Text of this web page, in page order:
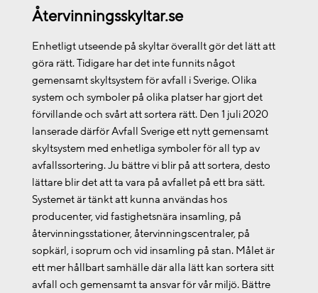
Återvinningsskyltar.se
Enhetligt utseende på skyltar överallt gör det lätt att
göra rätt. Tidigare har det inte funnits något
gemensamt skyltsystem för avfall i Sverige. Olika
system och symboler på olika platser har gjort det
förvillande och svårt att sortera rätt. Den 1 juli 2020
lanserade därför Avfall Sverige ett nytt gemensamt
skyltsystem med enhetliga symboler för all typ av
avfallssortering. Ju bättre vi blir på att sortera, desto
lättare blir det att ta vara på avfallet på ett bra sätt.
Systemet är tänkt att kunna användas hos
producenter, vid fastighetsnära insamling, på
återvinningsstationer, återvinningscentraler, på
sopkärl, i soprum och vid insamling på stan. Målet är
ett mer hållbart samhälle där alla lätt kan sortera sitt
avfall och gemensamt ta ansvar för vår miljö. Bättre